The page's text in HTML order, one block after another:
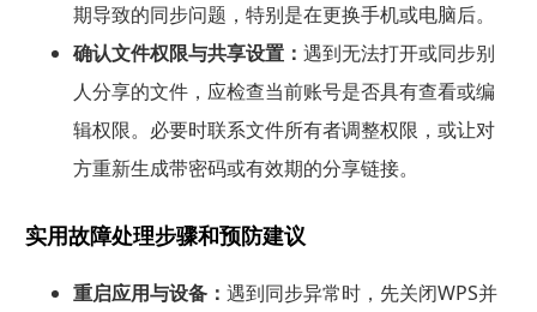
期导致的同步问题，特别是在更换手机或电脑后。
确认文件权限与共享设置： 遇到无法打开或同步别
人分享的文件，应检查当前账号是否具有查看或编
辑权限。必要时联系文件所有者调整权限，或让对
方重新生成带密码或有效期的分享链接。
实用故障处理步骤和预防建议
重启应用与设备： 遇到同步异常时，先关闭WPS并